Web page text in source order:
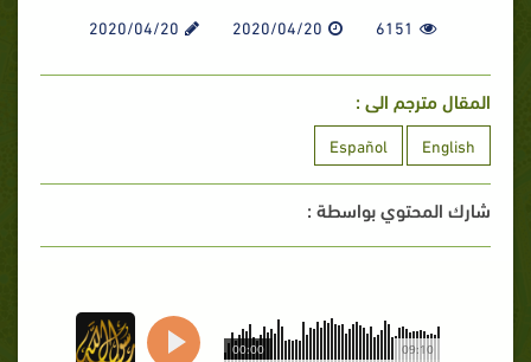
6151
2020/04/20
2020/04/20
المقال مترجم الى :
English
Español
شارك المحتوي بواسطة :
09:10
00:00